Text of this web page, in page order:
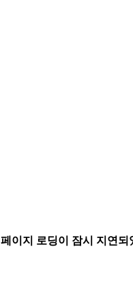
페이지 로딩이 잠시 지연